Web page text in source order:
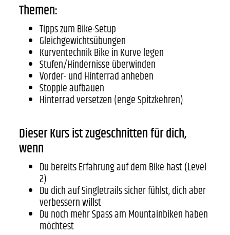
Themen:
Tipps zum Bike-Setup
Gleichgewichtsübungen
Kurventechnik Bike in Kurve legen
Stufen/Hindernisse überwinden
Vorder- und Hinterrad anheben
Stoppie aufbauen
Hinterrad versetzen (enge Spitzkehren)
Dieser Kurs ist zugeschnitten für dich,
wenn
Du bereits Erfahrung auf dem Bike hast (Level
2)
Du dich auf Singletrails sicher fühlst, dich aber
verbessern willst
Du noch mehr Spass am Mountainbiken haben
möchtest